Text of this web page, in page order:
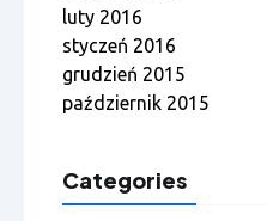
luty 2016
styczeń 2016
grudzień 2015
październik 2015
Categories